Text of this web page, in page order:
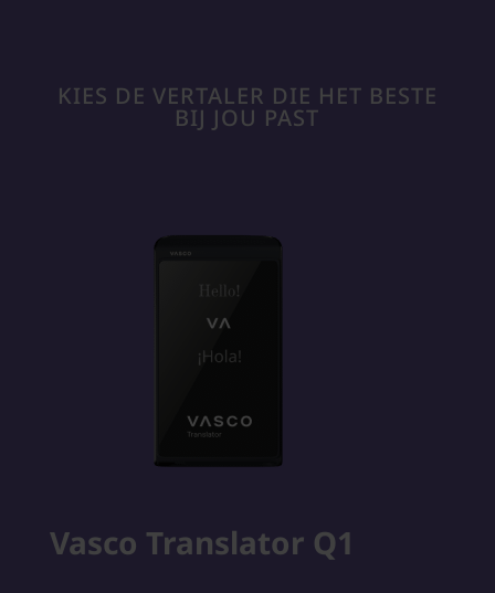
KIES DE VERTALER DIE HET BESTE
BIJ JOU PAST
Vasco Translator Q1